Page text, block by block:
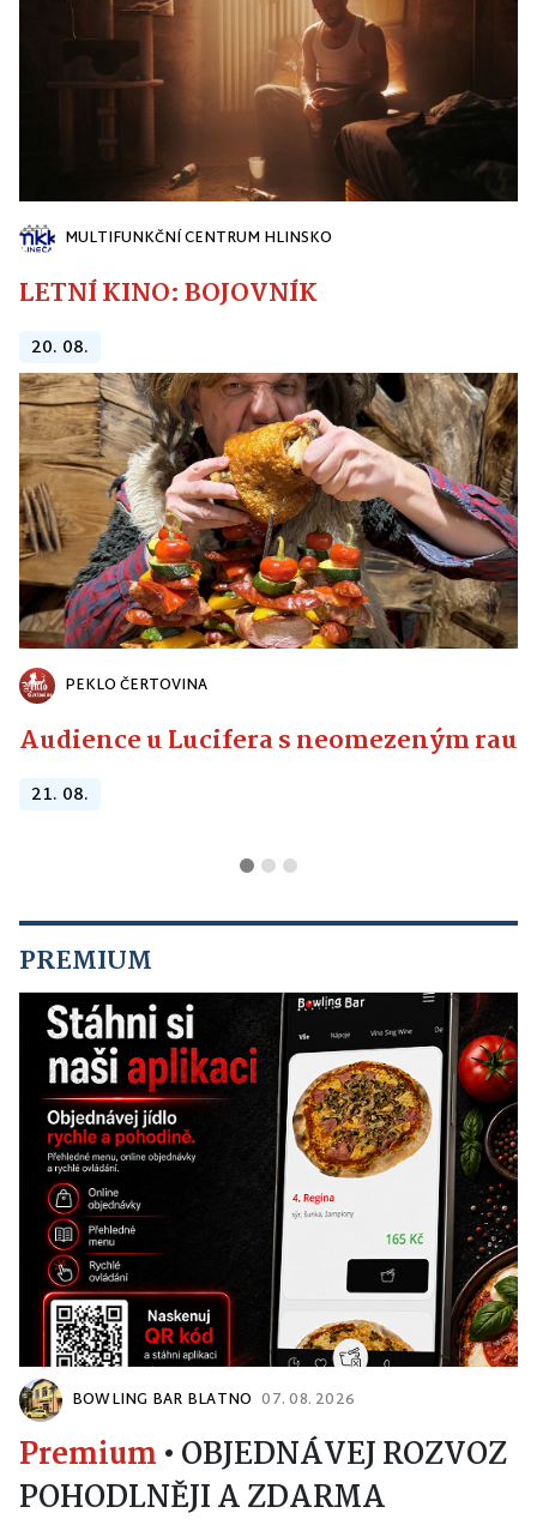
MULTIFUNKČNÍ CENTRUM HLINSKO
LETNÍ KINO: BOJOVNÍK
20. 08.
PEKLO ČERTOVINA
Audience u Lucifera s neomezeným
21. 08.
PREMIUM
BOWLING BAR BLATNO 07. 08. 2026
Premium • OBJEDNÁVEJ ROZVOZ
POHODLNĚJI A ZDARMA